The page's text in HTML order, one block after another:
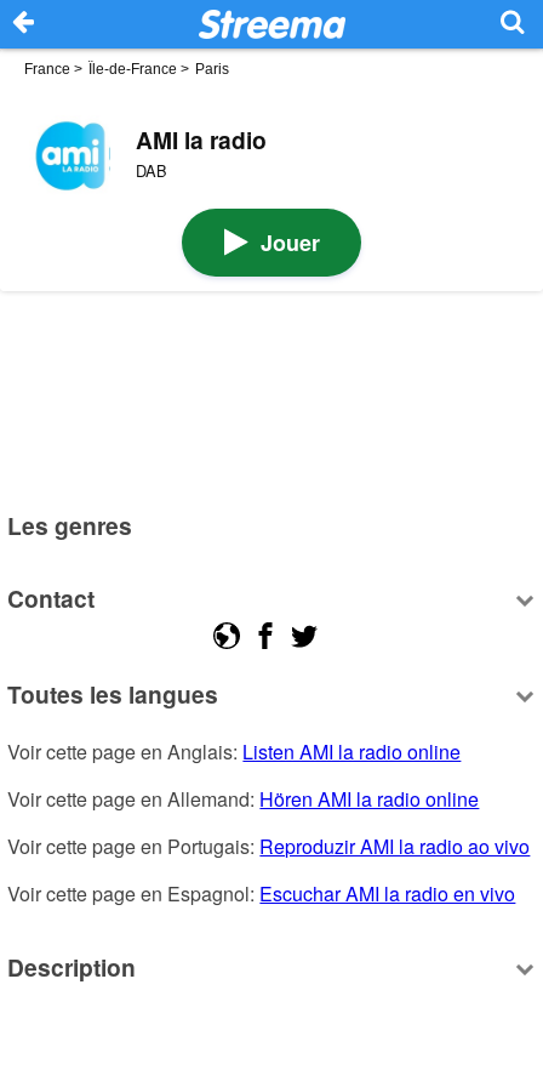
France > Île-de-France > Paris
AMI la radio
DAB
Jouer
Les genres
Contact
Toutes les langues
Voir cette page en Anglais: Listen AMI la radio online
Voir cette page en Allemand: Hören AMI la radio online
Voir cette page en Portugais: Reproduzir AMI la radio ao vivo
Voir cette page en Espagnol: Escuchar AMI la radio en vivo
Description